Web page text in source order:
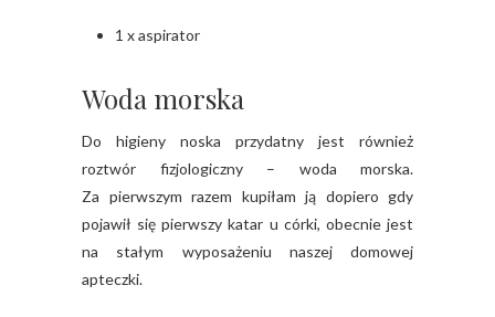
1 x aspirator
Woda morska
Do higieny noska przydatny jest również
roztwór fizjologiczny – woda morska.
Za pierwszym razem kupiłam ją dopiero gdy
pojawił się pierwszy katar u córki, obecnie jest
na stałym wyposażeniu naszej domowej
apteczki.